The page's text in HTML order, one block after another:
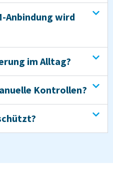
Anbindung wird
im Alltag?
Kontrollen?